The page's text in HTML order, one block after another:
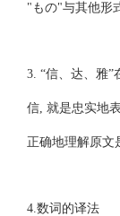
"もの"与其他形
3. “信、达、雅”
信, 就是忠实地
正确地理解原文
4.数词的译法